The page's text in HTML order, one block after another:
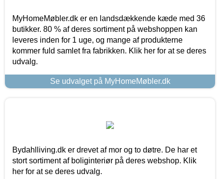
MyHomeMøbler.dk er en landsdækkende kæde med 36
butikker. 80 % af deres sortiment på webshoppen kan
leveres inden for 1 uge, og mange af produkterne
kommer fuld samlet fra fabrikken. Klik her for at se deres
udvalg.
Se udvalget på MyHomeMøbler.dk
Bydahlliving.dk er drevet af mor og to døtre. De har et
stort sortiment af boliginteriør på deres webshop. Klik
her for at se deres udvalg.